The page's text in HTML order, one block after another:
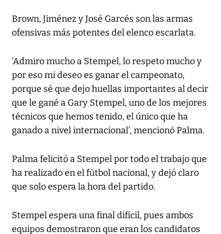
Brown, Jiménez y José Garcés son las armas
ofensivas más potentes del elenco escarlata.
‘Admiro mucho a Stempel, lo respeto mucho y
por eso mi deseo es ganar el campeonato,
porque sé que dejo huellas importantes al decir
que le gané a Gary Stempel, uno de los mejores
técnicos que hemos tenido, el único que ha
ganado a nivel internacional’, mencionó Palma.
Palma felicitó a Stempel por todo el trabajo que
ha realizado en el fútbol nacional, y dejó claro
que solo espera la hora del partido.
Stempel espera una final difícil, pues ambos
equipos demostraron que eran los candidatos